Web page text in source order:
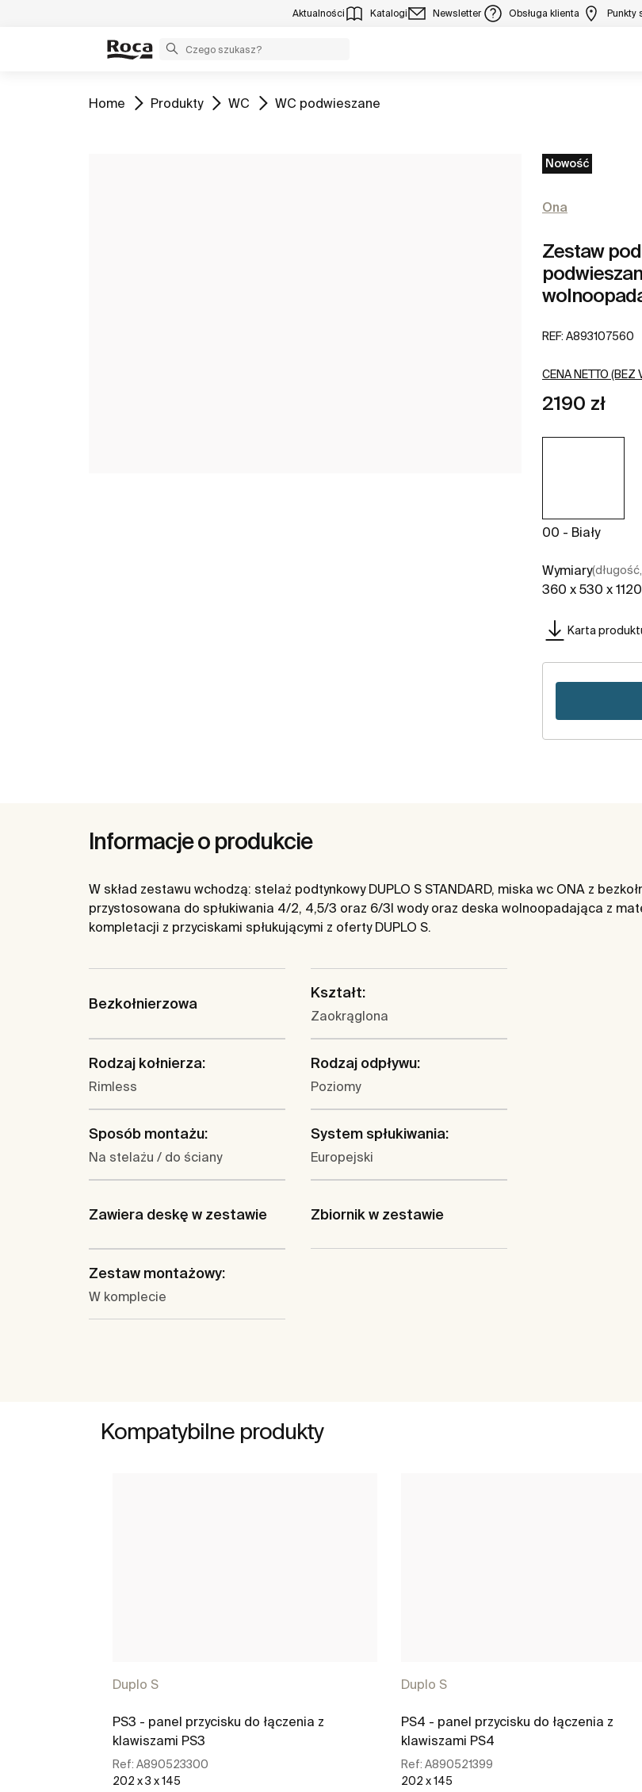
Aktualności Katalogi Newsletter Obsługa klienta Punkty
Zobacz
Home Zobacz
Produkty Zobacz
WC Zobacz
WC podwieszane
Nowość
Ona
Zestaw
REF: A893107560
CENA NETTO (BEZ
2190 zł
00 - Biały
Wymiary
360 x 530 x
Karta
Informacje o produkcie
W skład zestawu wchodzą: stelaż podtynkowy DUPLO S STANDARD, miska wc ONA z
przystosowana do spłukiwania 4/2, 4,5/3 oraz 6/3l wody oraz deska wolnoopadająca z
kompletacji z przyciskami spłukującymi z oferty DUPLO S.
Bezkołnierzowa
Kształt:
Zaokrąglona
Rodzaj kołnierza:
Rimless
Rodzaj odpływu:
Poziomy
Sposób montażu:
Na stelażu / do ściany
System spłukiwania:
Europejski
Zawiera deskę w zestawie Zbiornik w zestawie
Zestaw montażowy:
W komplecie
Kompatybilne produkty
Duplo S
PS3 - panel przycisku do łączenia z
klawiszami PS3
Ref: A890523300
202 x 3 x 145
Duplo S
PS4 - panel przycisku do łączenia z
klawiszami PS4
Ref: A890521399
202 x 145